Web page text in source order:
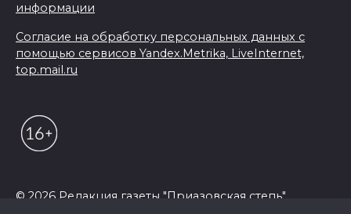
информации
Согласие на обработку персональных данных с
помощью сервисов Yandex.Metrika, LiveInternet,
top.mail.ru
© 2026 Редакция газеты "Приазовская степь"